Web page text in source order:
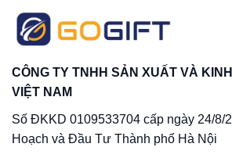
Phân loại cúp thể thao theo
hiện nay
hợp với ngân sách, xưởng Gogift quy
thành 3 dòng chất liệu cốt lõi:
1. Cúp nhựa mạ vàng thể thao (Giải
phí)
CÔNG TY TNHH SẢN XUẤT VÀ
VIỆT NAM
Số ĐKKD 0109533704 cấp ngày 24/8/
Hoạch và Đầu Tư Thành phố Hà Nội